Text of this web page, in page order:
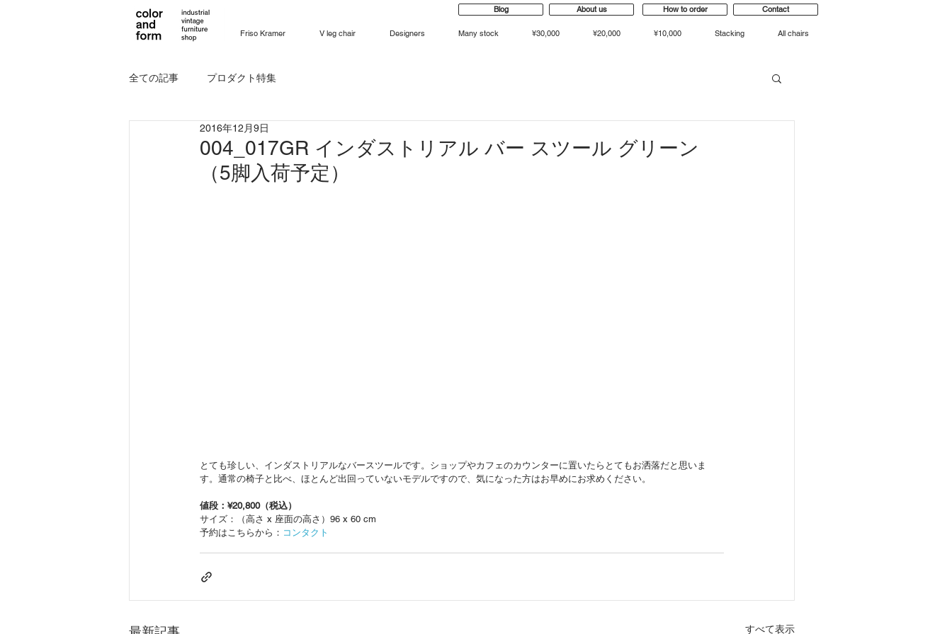
Friso Kramer V leg chair Designers Many stock ¥30,000 ¥20,000 ¥10,000 Stacking All chairs
Contact
How to order
About us
Blog
全ての記事 プロダクト特集
004_017GR インダストリアル バー スツール グリーン
（5脚入荷予定）
2016年12月9日
とても珍しい、インダストリアルなバースツールです。ショップやカフェのカウンターに置いたらとてもお洒落だと思いま
す。通常の椅子と比べ、ほとんど出回っていないモデルですので、気になった方はお早めにお求めください。
値段：¥20,800（税込）
サイズ：（高さ x 座面の高さ）96 x 60 cm
予約はこちらから： コンタクト
すべて表示